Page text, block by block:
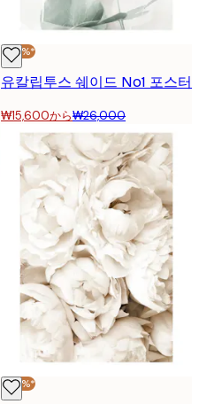
-40%*
유칼립투스 쉐이드 No1 포스터
₩15,600から₩26,000
-40%*